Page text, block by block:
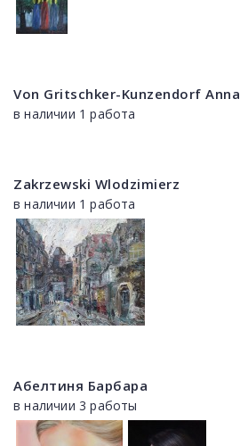
Von Gritschker-Kunzendorf Anna
в наличии 1 работа
Zakrzewski Wlodzimierz
в наличии 1 работа
Абелтиня Барбара
в наличии 3 работы